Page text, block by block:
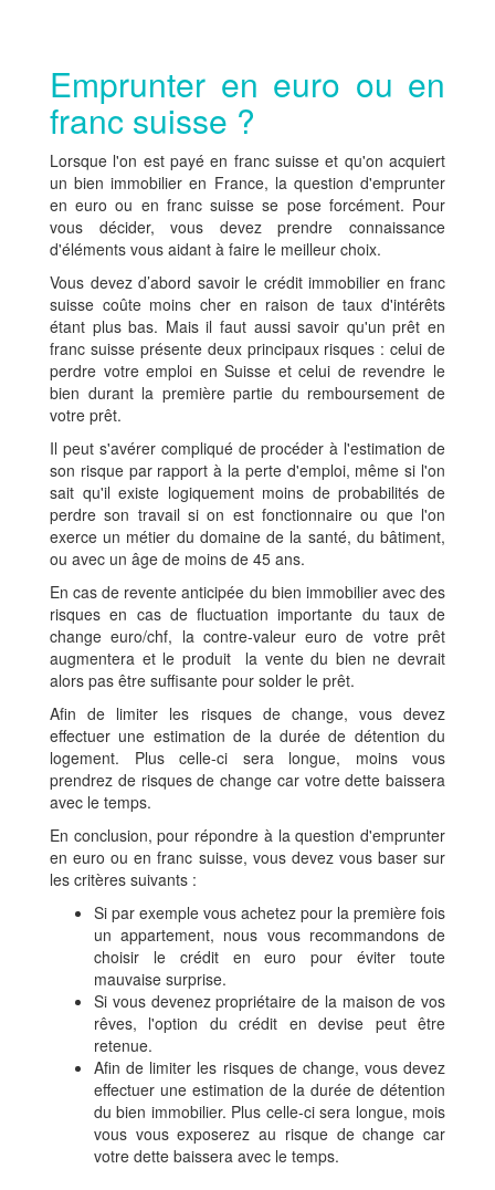
Emprunter en euro ou en
franc suisse ?
Lorsque l'on est payé en franc suisse et qu'on acquiert
un bien immobilier en France, la question d'emprunter
en euro ou en franc suisse se pose forcément. Pour
vous décider, vous devez prendre connaissance
d'éléments vous aidant à faire le meilleur choix.
Vous devez d’abord savoir le crédit immobilier en franc
suisse coûte moins cher en raison de taux d'intérêts
étant plus bas. Mais il faut aussi savoir qu'un prêt en
franc suisse présente deux principaux risques : celui de
perdre votre emploi en Suisse et celui de revendre le
bien durant la première partie du remboursement de
votre prêt.
Il peut s'avérer compliqué de procéder à l'estimation de
son risque par rapport à la perte d'emploi, même si l'on
sait qu'il existe logiquement moins de probabilités de
perdre son travail si on est fonctionnaire ou que l'on
exerce un métier du domaine de la santé, du bâtiment,
ou avec un âge de moins de 45 ans.
En cas de revente anticipée du bien immobilier avec des
risques en cas de fluctuation importante du taux de
change euro/chf, la contre-valeur euro de votre prêt
augmentera et le produit la vente du bien ne devrait
alors pas être suffisante pour solder le prêt.
Afin de limiter les risques de change, vous devez
effectuer une estimation de la durée de détention du
logement. Plus celle-ci sera longue, moins vous
prendrez de risques de change car votre dette baissera
avec le temps.
En conclusion, pour répondre à la question d'emprunter
en euro ou en franc suisse, vous devez vous baser sur
les critères suivants :
Si par exemple vous achetez pour la première fois
un appartement, nous vous recommandons de
choisir le crédit en euro pour éviter toute
mauvaise surprise.
Si vous devenez propriétaire de la maison de vos
rêves, l'option du crédit en devise peut être
retenue.
Afin de limiter les risques de change, vous devez
effectuer une estimation de la durée de détention
du bien immobilier. Plus celle-ci sera longue, mois
vous vous exposerez au risque de change car
votre dette baissera avec le temps.